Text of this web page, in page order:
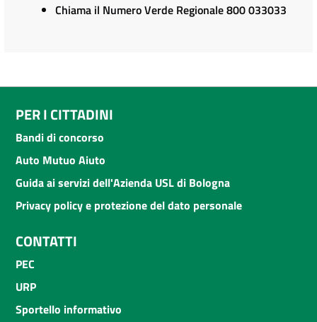
Chiama il Numero Verde Regionale 800 033033
PER I CITTADINI
Bandi di concorso
Auto Mutuo Aiuto
Guida ai servizi dell'Azienda USL di Bologna
Privacy policy e protezione del dato personale
CONTATTI
PEC
URP
Sportello informativo